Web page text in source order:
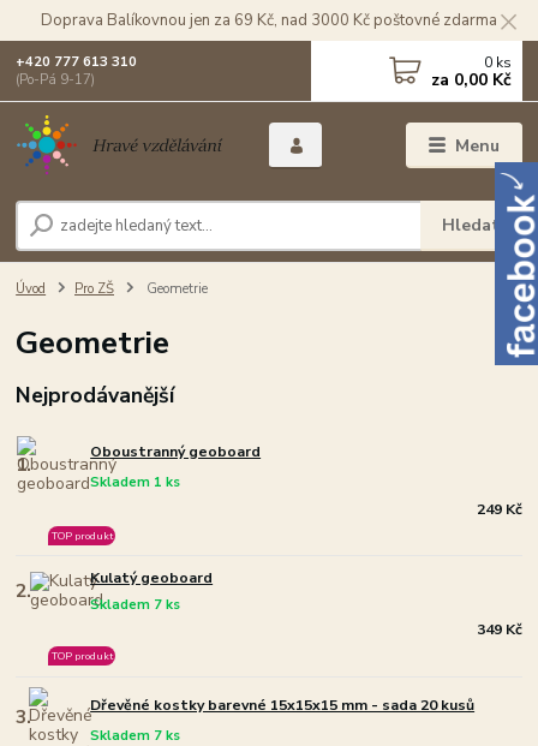
Doprava Balíkovnou jen za 69 Kč, nad 3000 Kč poštovné zdarma
Menu
Hledat
+420 777 613 310
(Po-Pá 9-17)
0 ks
za 0,00 Kč
Úvod Pro ZŠ Geometrie
Geometrie
Nejprodávanější
1. Oboustranný geoboard
Skladem 1 ks
TOP produkt
249 Kč
2. Kulatý geoboard
Skladem 7 ks
TOP produkt
349 Kč
3. Dřevěné kostky barevné 15x15x15 mm - sada 20 kusů
Skladem 7 ks